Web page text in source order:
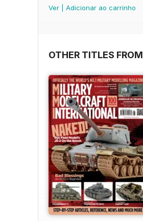
Ver
Adicionar ao carrinho
OTHER TITLES